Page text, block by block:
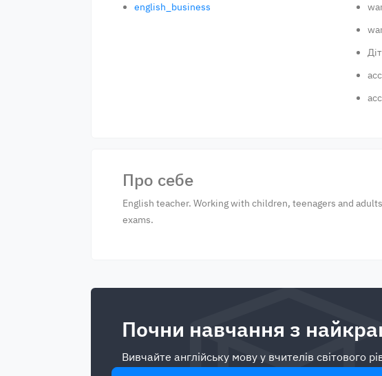
english_business
Про себе
English teacher. Working with children, teenagers and
exams.
Почни навчання з
Вивчайте англійську мову у вчителів світового